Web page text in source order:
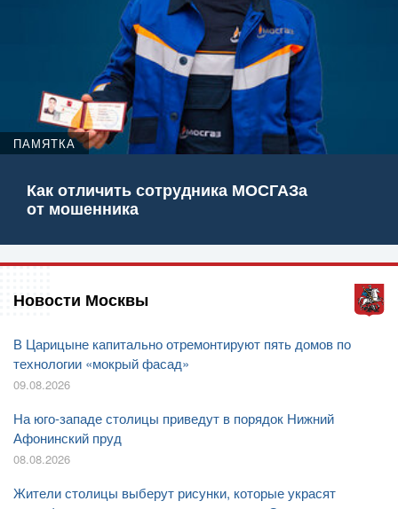
ПАМЯТКА
Как отличить сотрудника МОСГАЗа
от мошенника
Новости Москвы
В Царицыне капитально отремонтируют пять домов по
технологии «мокрый фасад»
09.08.2026
На юго-западе столицы приведут в порядок Нижний
Афонинский пруд
08.08.2026
Жители столицы выберут рисунки, которые украсят